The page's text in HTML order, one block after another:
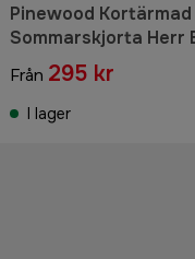
Pinewood Kortärmad
Sommarskjorta Herr
Från 295 kr
I lager